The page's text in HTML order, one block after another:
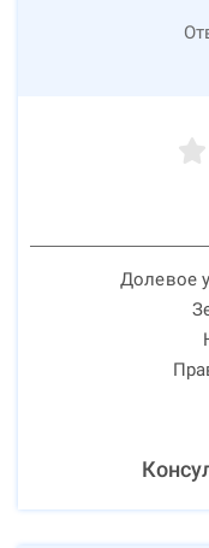
Долевое